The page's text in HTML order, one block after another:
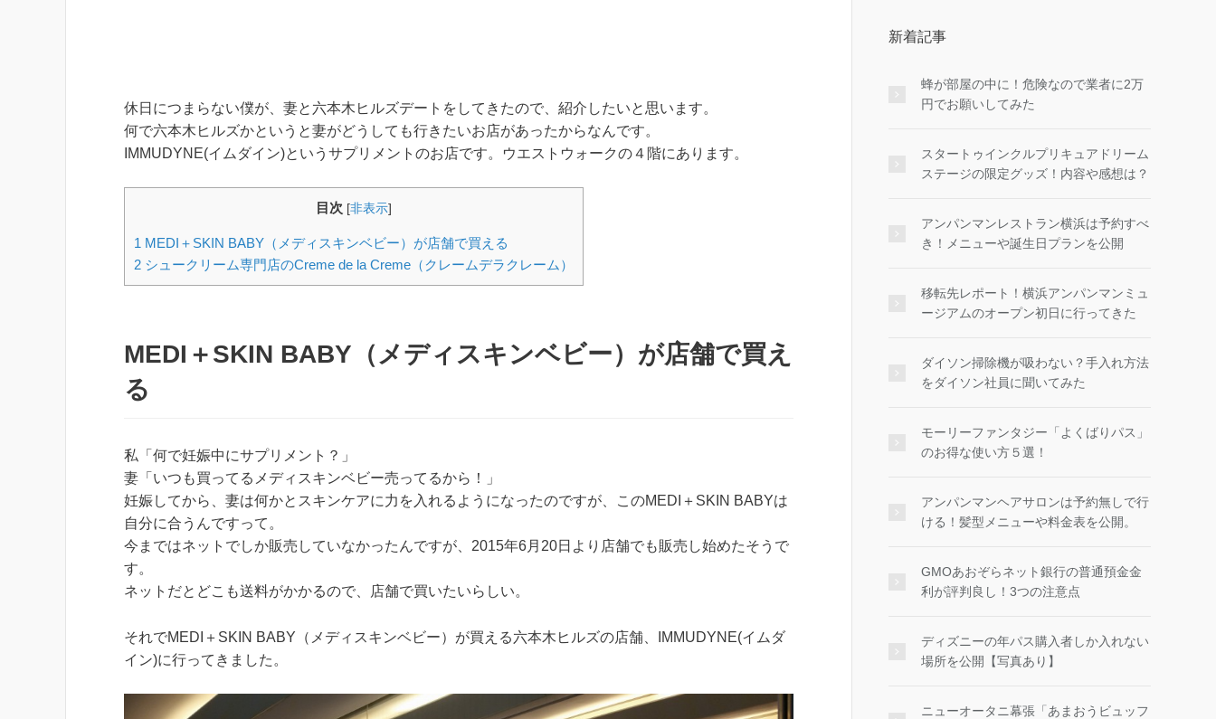
休日につまらない僕が、妻と六本木ヒルズデートをしてきたので、紹介したいと思います。
何で六本木ヒルズかというと妻がどうしても行きたいお店があったからなんです。
IMMUDYNE(イムダイン)というサプリメントのお店です。ウエストウォークの４階にあります。
目次 [非表示]
1 MEDI＋SKIN BABY（メディスキンベビー）が店舗で買える
2 シュークリーム専門店のCreme de la Creme（クレームデラクレーム）
MEDI＋SKIN BABY（メディスキンベビー）が店舗で買え
る
私「何で妊娠中にサプリメント？」
妻「いつも買ってるメディスキンベビー売ってるから！」
妊娠してから、妻は何かとスキンケアに力を入れるようになったのですが、このMEDI＋SKIN BABYは
自分に合うんですって。
今まではネットでしか販売していなかったんですが、2015年6月20日より店舗でも販売し始めたそうで
す。
ネットだとどこも送料がかかるので、店舗で買いたいらしい。
それでMEDI＋SKIN BABY（メディスキンベビー）が買える六本木ヒルズの店舗、IMMUDYNE(イムダ
イン)に行ってきました。
新着記事
蜂が部屋の中に！危険なので業者に2万
円でお願いしてみた
スタートゥインクルプリキュアドリーム
ステージの限定グッズ！内容や感想は？
アンパンマンレストラン横浜は予約すべ
き！メニューや誕生日プランを公開
移転先レポート！横浜アンパンマンミュ
ージアムのオープン初日に行ってきた
ダイソン掃除機が吸わない？手入れ方法
をダイソン社員に聞いてみた
モーリーファンタジー「よくばりパス」
のお得な使い方５選！
アンパンマンヘアサロンは予約無しで行
ける！髪型メニューや料金表を公開。
GMOあおぞらネット銀行の普通預金金
利が評判良し！3つの注意点
ディズニーの年パス購入者しか入れない
場所を公開【写真あり】
ニューオータニ幕張「あまおうビュッフ